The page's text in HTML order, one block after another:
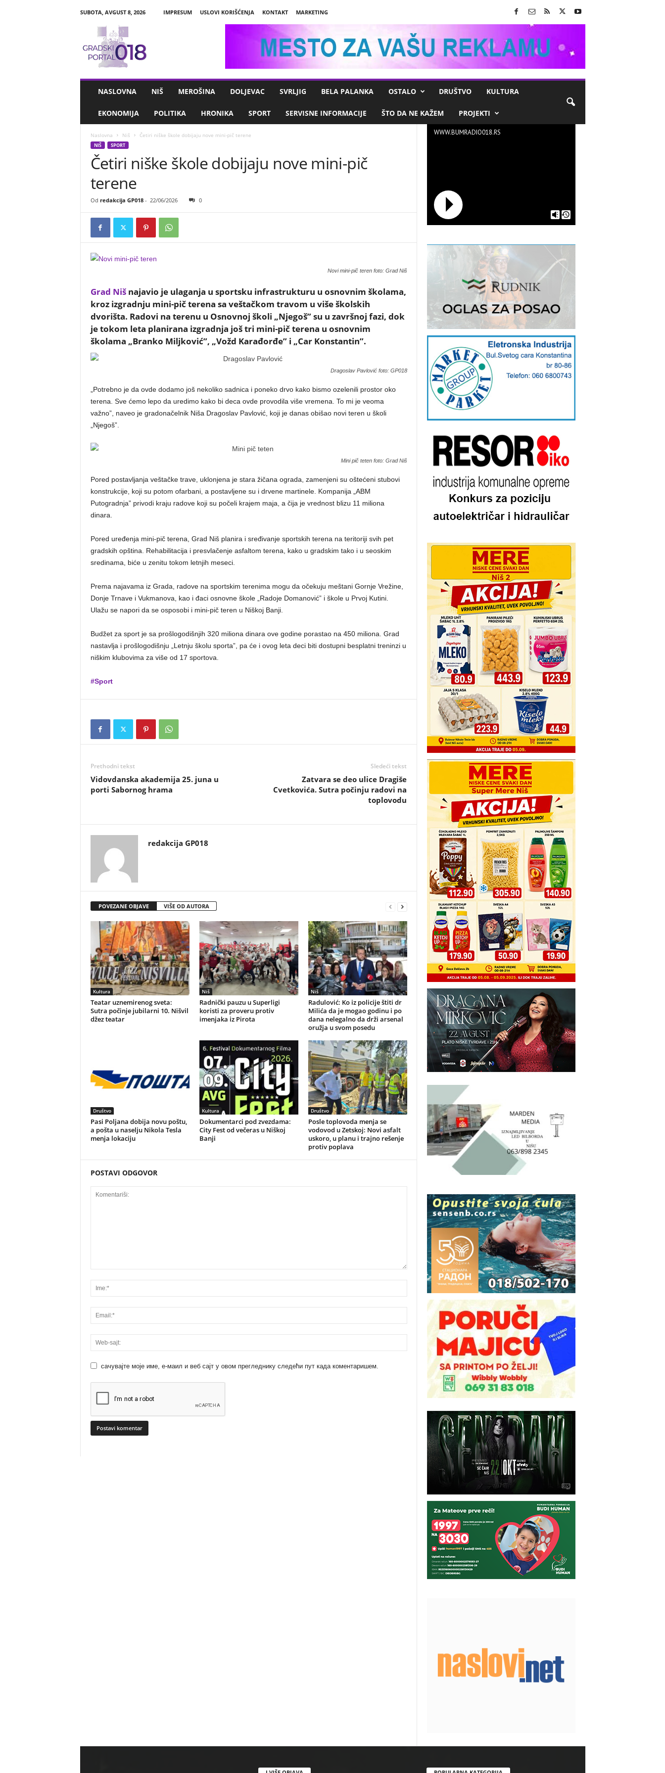
SUBOTA, AVGUST 8, 2026 IMPRESUM USLOVI KORIŠĆENJA KONTAKT
MARKETING
NASLOVNA NIŠ MEROŠINA DOLJEVAC SVRLJIG BELA PALANKA OSTALO DRUŠTVO KULTURA
EKONOMIJA POLITIKA HRONIKA SPORT SERVISNE INFORMACIJE ŠTO DA NE KAŽEM PROJEKTI
Naslovna Niš Četiri niške škole dobijaju nove mini-pič terene
NIŠ SPORT
Četiri niške škole dobijaju nove mini-pič
terene
Od redakcija GP018- 22/06/2026 0
Novi mini-pič teren foto: Grad Niš
Grad Nišnajavio je ulaganja u sportsku infrastrukturu u osnovnim školama,
kroz izgradnju mini-pič terena sa veštačkom travom u više školskih
dvorišta. Radovi na terenu u Osnovnoj školi „Njegoš” su u završnoj fazi, dok
je tokom leta planirana izgradnja još tri mini-pič terena u osnovnim
školama „Branko Miljković”, „Vožd Karađorđe” i „Car Konstantin”.
Dragoslav Pavlović foto: GP018
„Potrebno je da ovde dodamo još nekoliko sadnica i poneko drvo kako bismo ozelenili prostor oko
terena. Sve ćemo lepo da uredimo kako bi deca ovde provodila više vremena. To mi je veoma
važno”, naveo je gradonačelnik Niša Dragoslav Pavlović, koji je danas obišao novi teren u školi
„Njegoš”.
Mini pič teten foto: Grad Niš
Pored postavljanja veštačke trave, uklonjena je stara žičana ograda, zamenjeni su oštećeni stubovi
konstrukcije, koji su potom ofarbani, a postavljene su i drvene martinele. Kompanija „ABM
Putogradnja” privodi kraju radove koji su počeli krajem maja, a čija je vrednost blizu 11 miliona
dinara.
Pored uređenja mini-pič terena, Grad Niš planira i sređivanje sportskih terena na teritoriji svih pet
gradskih opština. Rehabilitacija i presvlačenje asfaltom terena, kako u gradskim tako i u seoskim
sredinama, biće u zenitu tokom letnjih meseci.
Prema najavama iz Grada, radove na sportskim terenima mogu da očekuju meštani Gornje Vrežine,
Donje Trnave i Vukmanova, kao i đaci osnovne škole „Radoje Domanović” i škole u Prvoj Kutini.
Ulažu se napori da se osposobi i mini-pič teren u Niškoj Banji.
Budžet za sport je sa prošlogodišnjih 320 miliona dinara ove godine porastao na 450 miliona. Grad
nastavlja i prošlogodišnju „Letnju školu sporta”, pa će i ovog leta deci biti dostupni besplatni treninzi u
niškim klubovima za više od 17 sportova.
#Sport
Prethodni tekst
Vidovdanska akademija 25. juna u
porti Sabornog hrama
Sledeći tekst
Zatvara se deo ulice Dragiše
Cvetkovića. Sutra počinju radovi na
toplovodu
redakcija GP018
POVEZANE OBJAVE VIŠE OD AUTORA
Kultura
Teatar uznemirenog sveta:
Sutra počinje jubilarni 10. Nišvil
džez teatar
Niš
Radnički pauzu u Superligi
koristi za proveru protiv
imenjaka iz Pirota
Niš
Radulović: Ko iz policije štiti dr
Milića da je mogao godinu i po
dana nelegalno da drži arsenal
oružja u svom posedu
Društvo
Pasi Poljana dobija novu poštu,
a pošta u naselju Nikola Tesla
menja lokaciju
Kultura
Dokumentarci pod zvezdama:
City Fest od večeras u Niškoj
Banji
Društvo
Posle toplovoda menja se
vodovod u Zetskoj: Novi asfalt
uskoro, u planu i trajno rešenje
protiv poplava
POSTAVI ODGOVOR
сачувајте моје име, е-маил и веб сајт у овом прегледнику следећи пут када коментаришем.
WWW.BUMRADIO018.RS